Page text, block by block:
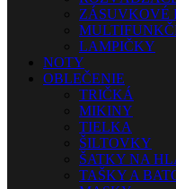
ZÁSUVKOVÉ
LAMPIČKY
NOTY
OBLEČENIE
TRIČKÁ
MIKINY
TIELKA
ŠILTOVKY
ŠATKY NA
TAŠKY A